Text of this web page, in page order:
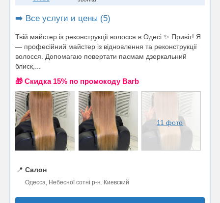
➡️ Все услуги и цены (5)
Твій майстер із реконструкції волосся в Одесі ✨ ​Привіт! Я
— професійний майстер із відновлення та реконструкції
волосся. Допомагаю повертати пасмам дзеркальний
блиск,...
🎁 Cкидка 15% по промокоду Barb
11 фото
📍 Салон
Одесса, Небесної сотні р-н. Киевский